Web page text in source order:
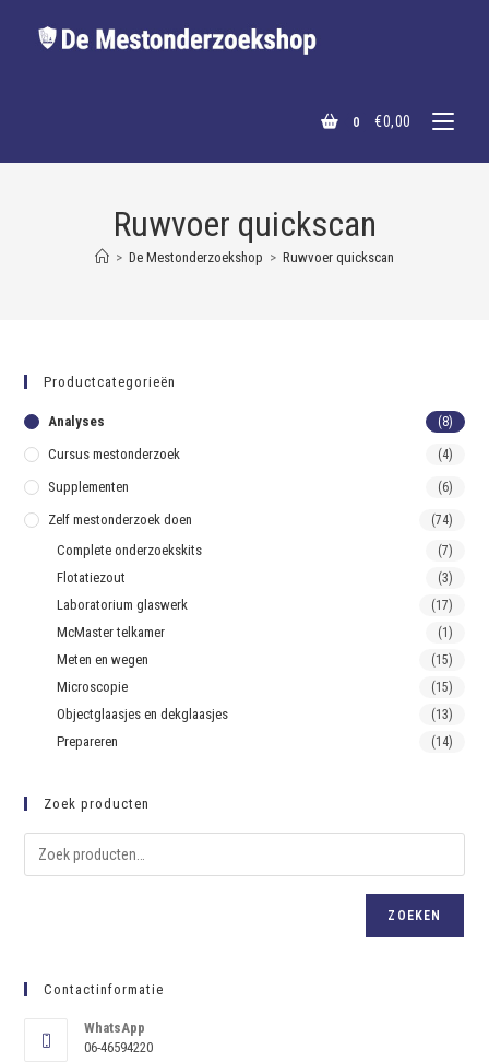
0 €0,00
Ruwvoer quickscan
> De Mestonderzoekshop > Ruwvoer quickscan
Productcategorieën
Analyses (8)
Cursus mestonderzoek (4)
Supplementen (6)
Zelf mestonderzoek doen (74)
Complete onderzoekskits (7)
Flotatiezout (3)
Laboratorium glaswerk (17)
McMaster telkamer (1)
Meten en wegen (15)
Microscopie (15)
Objectglaasjes en dekglaasjes (13)
Prepareren (14)
Zoek producten
ZOEKEN
Contactinformatie
WhatsApp
06-46594220